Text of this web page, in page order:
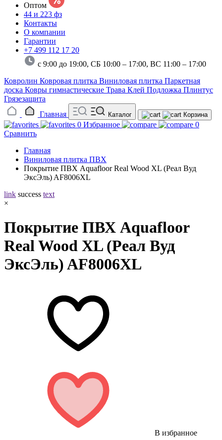
Оптом
44 и 223 фз
Контакты
О компании
Гарантии
+7 499 112 17 20
с 9:00 до 19:00, СБ 10:00 – 17:00, ВС 11:00 – 17:00
Ковролин Ковровая плитка Виниловая плитка Паркетная
доска Ковры гимнастические Трава Клей Подложка Плинтус
Грязезащита
Главная
Каталог Корзина
0 Избранное
0
Сравнить
Главная
Виниловая плитка ПВХ
Покрытие ПВХ Aquafloor Real Wood XL (Реал Вуд
ЭксЭль) AF8006XL
link success text
×
Покрытие ПВХ Aquafloor
Real Wood XL (Реал Вуд
ЭксЭль) AF8006XL
В избранное